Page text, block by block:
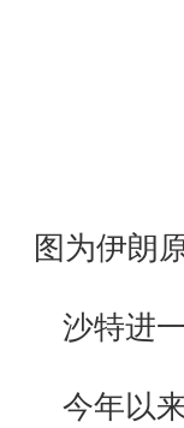
图为伊朗
沙特进一
今年以来